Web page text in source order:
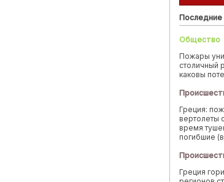
Последние
Общество
Пожары
столичный
каковы
Греция:
вертолеты
время
погибшие
Греция